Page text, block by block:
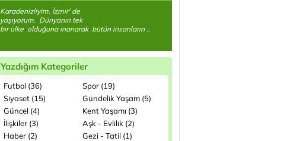
Karadenizliyim. İzmir' de
yaşıyorum. Dünyanın tek
bir ülke olduğuna inanarak bütün insanların ..
Yazdığım Kategoriler
Futbol (36)
Spor (19)
Siyaset (15)
Gündelik Yaşam (5)
Güncel (4)
Kent Yaşamı (3)
İlişkiler (3)
Aşk - Evlilik (2)
Haber (2)
Gezi - Tatil (1)